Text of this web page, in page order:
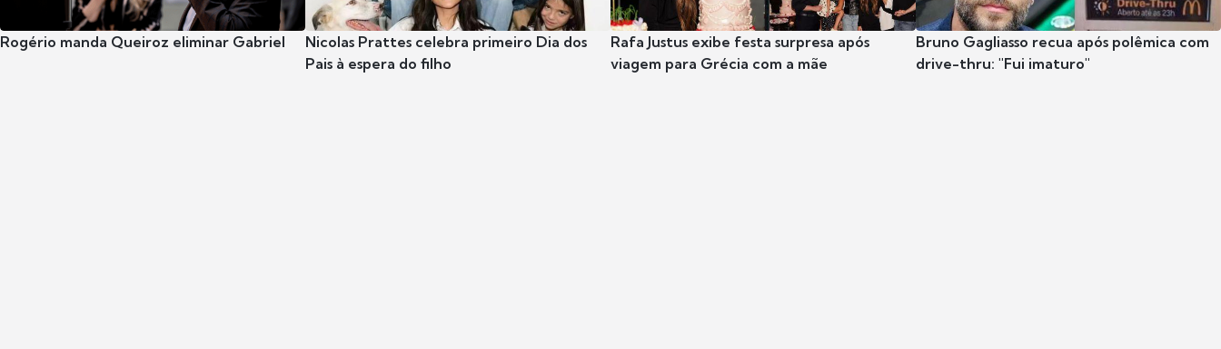
Rogério manda Queiroz eliminar Gabriel
Nicolas Prattes celebra primeiro Dia dos
Pais à espera do filho
Rafa Justus exibe festa surpresa após
viagem para Grécia com a mãe
Bruno Gagliasso recua após polêmica com
drive-thru: "Fui imaturo"